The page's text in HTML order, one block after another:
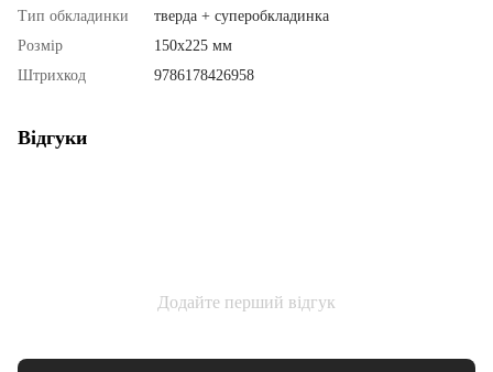
Тип обкладинки
тверда + суперобкладинка
Розмір
150х225 мм
Штрихкод
9786178426958
Відгуки
Додайте перший відгук